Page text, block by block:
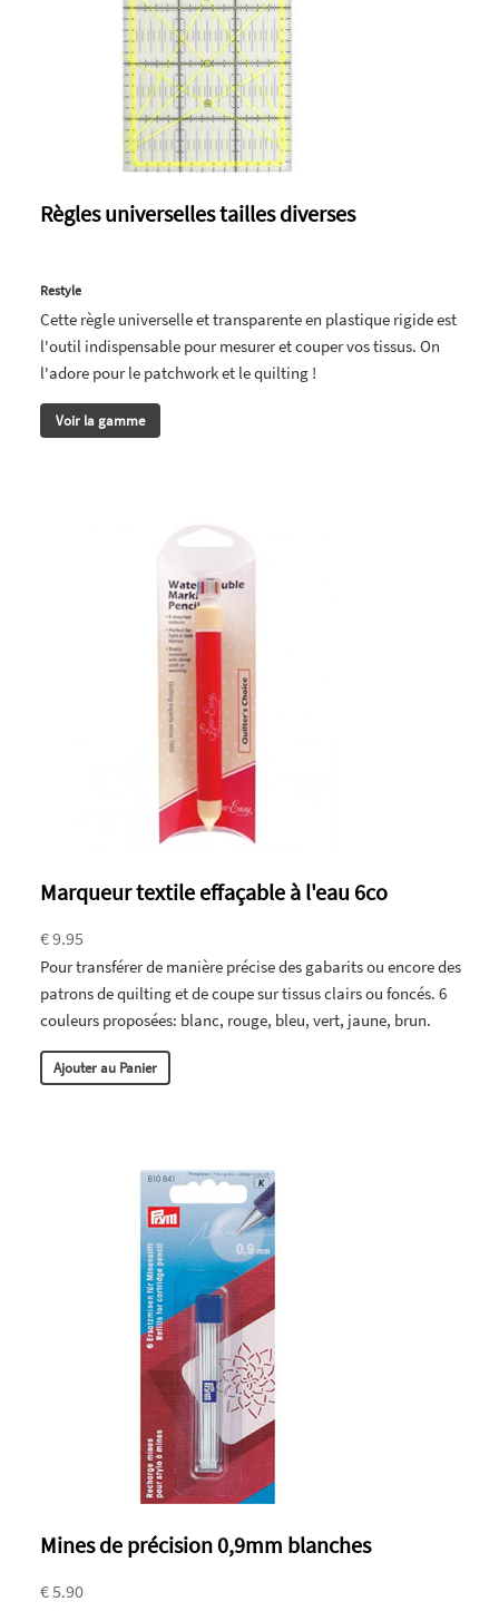
Règles universelles tailles diverses
Restyle
Cette règle universelle et transparente en plastique rigide est
l'outil indispensable pour mesurer et couper vos tissus. On
l'adore pour le patchwork et le quilting !
Voir la gamme
Marqueur textile effaçable à l'eau 6co
€ 9.95
Pour transférer de manière précise des gabarits ou encore des
patrons de quilting et de coupe sur tissus clairs ou foncés. 6
couleurs proposées: blanc, rouge, bleu, vert, jaune, brun.
Ajouter au Panier
Mines de précision 0,9mm blanches
€ 5.90